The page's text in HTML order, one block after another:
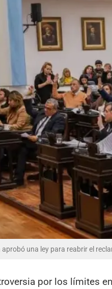
aprobó una ley para reabrir el
por los límites